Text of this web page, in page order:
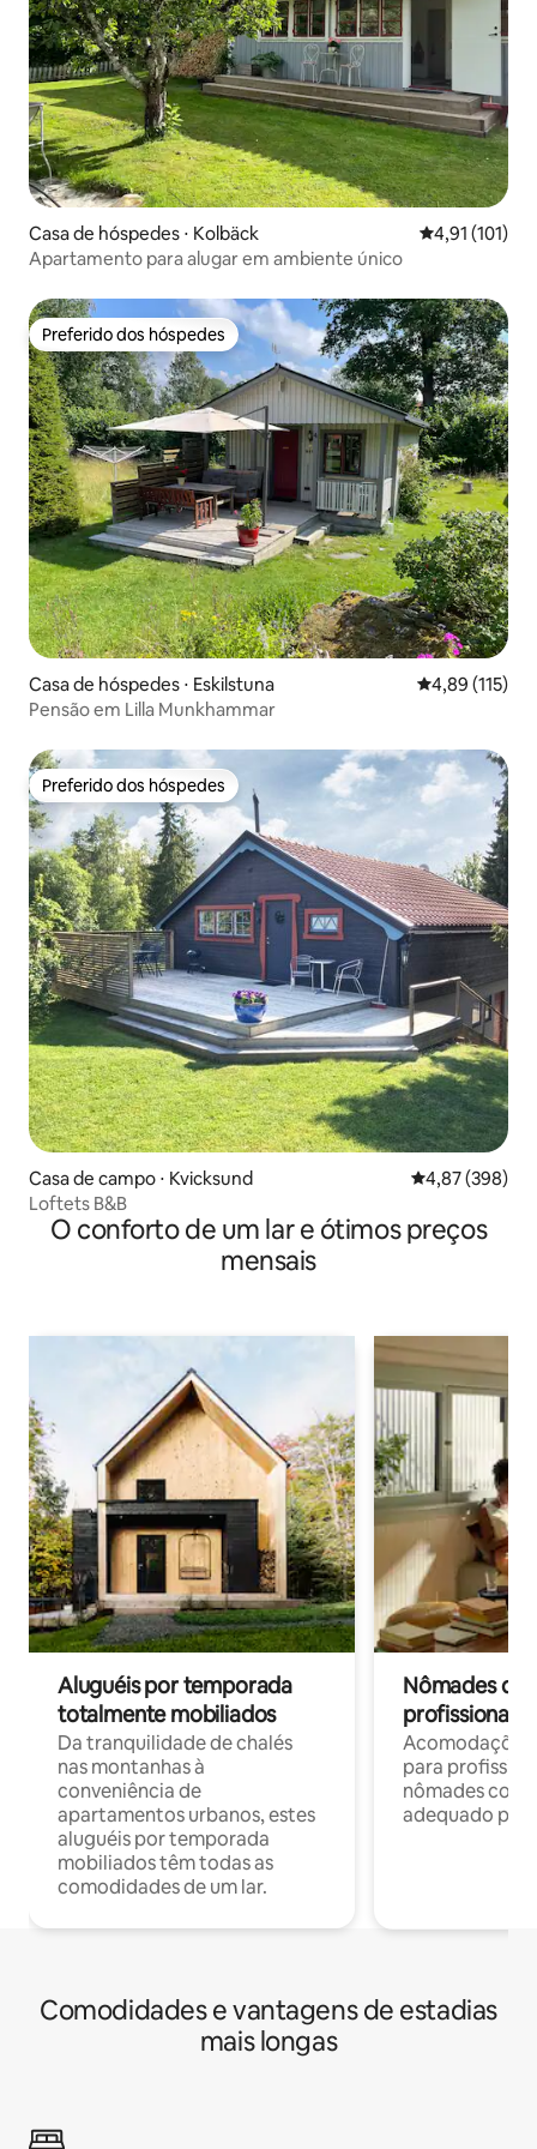
Casa de hóspedes ⋅ Kolbäck 4,91 de uma
4,91 (101)
Apartamento para alugar em ambiente único
Preferido dos hóspedes
Preferido dos hóspedes
Casa de hóspedes ⋅ Eskilstuna 4,89 de uma
4,89 (115)
Pensão em Lilla Munkhammar
Preferido dos hóspedes
Preferido dos hóspedes
Casa de campo ⋅ Kvicksund 4,87 de uma
4,87 (398)
Loftets B&B
O conforto de um lar e ótimos preços
mensais
Aluguéis por temporada
totalmente mobiliados
Da tranquilidade de chalés
nas montanhas à
conveniência de
apartamentos urbanos, estes
aluguéis por temporada
mobiliados têm todas as
comodidades de um lar.
Nômades
profissionais
para
nômades com
adequado
Comodidades e vantagens de estadias
mais longas